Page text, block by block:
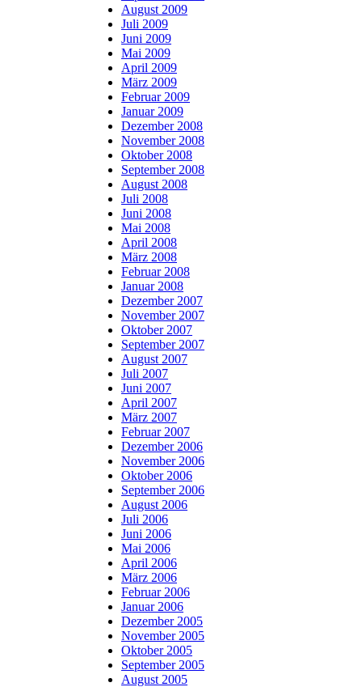
August 2009
Juli 2009
Juni 2009
Mai 2009
April 2009
März 2009
Februar 2009
Januar 2009
Dezember 2008
November 2008
Oktober 2008
September 2008
August 2008
Juli 2008
Juni 2008
Mai 2008
April 2008
März 2008
Februar 2008
Januar 2008
Dezember 2007
November 2007
Oktober 2007
September 2007
August 2007
Juli 2007
Juni 2007
April 2007
März 2007
Februar 2007
Dezember 2006
November 2006
Oktober 2006
September 2006
August 2006
Juli 2006
Juni 2006
Mai 2006
April 2006
März 2006
Februar 2006
Januar 2006
Dezember 2005
November 2005
Oktober 2005
September 2005
August 2005